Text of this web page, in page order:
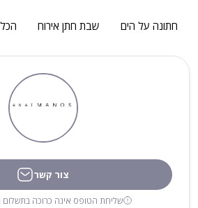
חתונה על הים שבת חתן אירוח
צור קשר
שליחת הטופס אינה כרוכה בתשלום